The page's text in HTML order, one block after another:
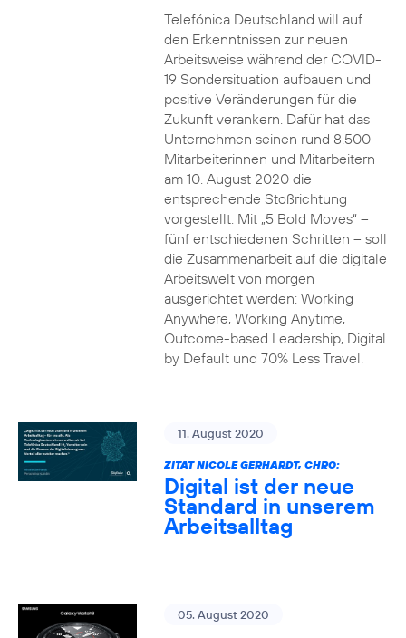
Telefónica Deutschland will auf
den Erkenntnissen zur neuen
Arbeitsweise während der COVID-
19 Sondersituation aufbauen und
positive Veränderungen für die
Zukunft verankern. Dafür hat das
Unternehmen seinen rund 8.500
Mitarbeiterinnen und Mitarbeitern
am 10. August 2020 die
entsprechende Stoßrichtung
vorgestellt. Mit „5 Bold Moves“ –
fünf entschiedenen Schritten – soll
die Zusammenarbeit auf die digitale
Arbeitswelt von morgen
ausgerichtet werden: Working
Anywhere, Working Anytime,
Outcome-based Leadership, Digital
by Default und 70% Less Travel.
11. August 2020
ZITAT NICOLE GERHARDT, CHRO:
Digital ist der neue
Standard in unserem
Arbeitsalltag
05. August 2020